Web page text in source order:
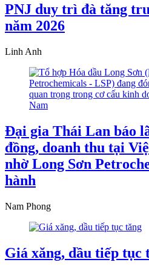
PNJ duy trì đà tăng
năm 2026
Linh Anh
Đại gia Thái Lan báo
đồng, doanh thu tại
nhờ Long Sơn
hành
Nam Phong
Giá xăng, dầu tiếp tục